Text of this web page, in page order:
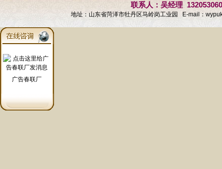
联系人：吴经理
地址：山东省菏泽市牡丹区马岭岗工业园 E-mail：
广告春联厂